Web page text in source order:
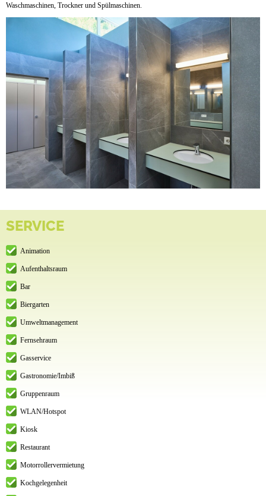
Waschmaschinen, Trockner und Spülmaschinen.
SERVICE
Animation
Aufenthaltsraum
Bar
Biergarten
Umweltmanagement
Fernsehraum
Gasservice
Gastronomie/Imbiß
Gruppenraum
WLAN/Hotspot
Kiosk
Restaurant
Motorrollervermietung
Kochgelegenheit